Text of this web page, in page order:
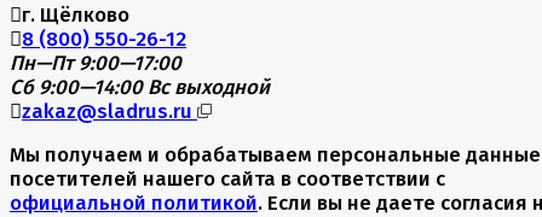
г. Щёлково
8 (800) 550-26-12
Пн—Пт 9:00—17:00
Сб 9:00—14:00 Вс выходной
zakaz@sladrus.ru
Мы получаем и обрабатываем персональные данные
посетителей нашего сайта в соответствии с
официальной политикой. Если вы не даете согласия